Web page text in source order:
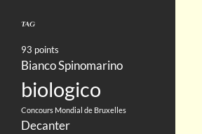
TAG
93 points
Bianco Spinomarino
biologico
Concours Mondial de Bruxelles
Decanter